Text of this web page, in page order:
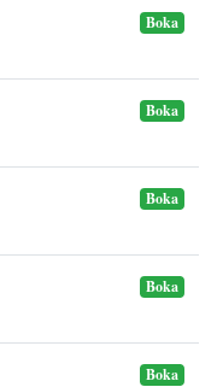
Boka
Boka
Boka
Boka
Boka